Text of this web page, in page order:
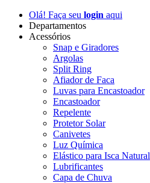
Olá! Faça seu login aqui
Departamentos
Acessórios
Snap e Giradores
Argolas
Split Ring
Afiador de Faca
Luvas para Encastoador
Encastoador
Repelente
Protetor Solar
Canivetes
Luz Química
Elástico para Isca Natural
Lubrificantes
Capa de Chuva